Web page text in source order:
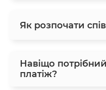
Як розпочати
Навіщо
платіж?